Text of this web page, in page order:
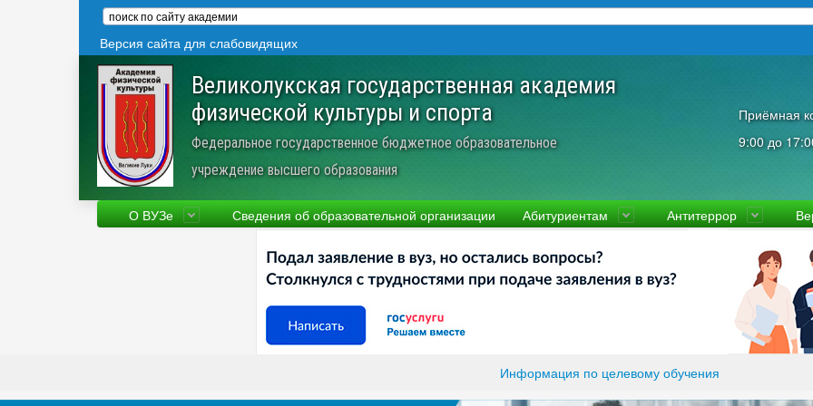
Версия сайта для слабовидящих
Великолукская государственная академия
физической культуры и спорта
Федеральное государственное бюджетное образовательное
учреждение высшего образования
Приёмная
9:00 до
О ВУЗе
Сведения об образовательной
Факультеты
Руководство
Преподаватели и сотрудники
Научная деятельность
Противодействие коррупции Прочие документы
Сведения об образовательной организации Абитуриентам
Приемная комиссия
Стоимость
Антитеррор
Правовая
Информация
Информация по целевому обучения